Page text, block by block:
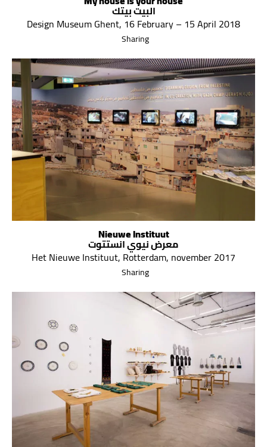
البيت بيتك
Design Museum Ghent, 16 February – 15 April 2018
Sharing
Nieuwe Instituut
معرض نيوي انستتوت
Het Nieuwe Instituut, Rotterdam, november 2017
Sharing